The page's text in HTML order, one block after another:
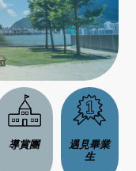
導賞團
遇見畢業
生